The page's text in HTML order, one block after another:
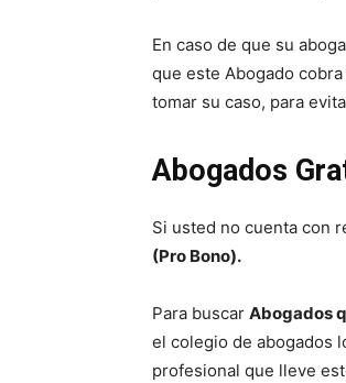
En caso de que su
que este Abogado
tomar su caso, para
Abogados
Si usted no cuenta con
(Pro Bono).
Para buscar Abogados
el colegio de abogados
profesional que lleve